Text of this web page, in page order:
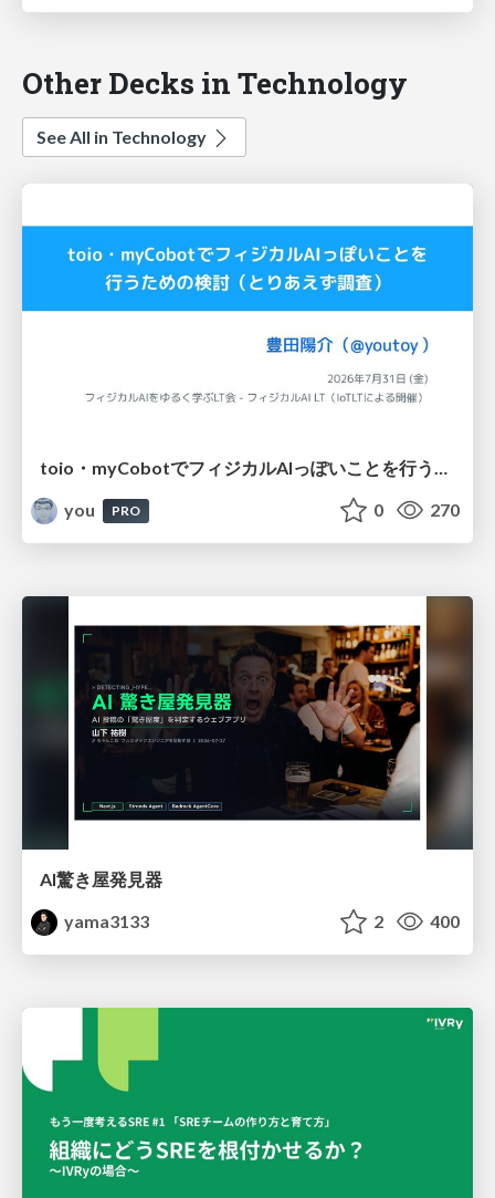
Other Decks in Technology
See All in Technology
you
PRO 0 270
AI驚き屋発見器
yama3133
2 400